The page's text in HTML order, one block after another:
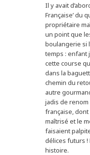
Il y avait
Française’ du
propriétaire
un point que
boulangerie si
temps : enfant
cette course
dans la
chemin du
autre
jadis de renom
française,
maîtrisé et le
faisaient
délices futurs !
histoire.